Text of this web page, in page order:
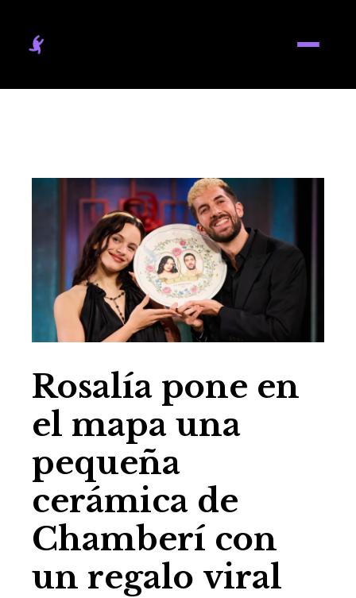
Rosalía pone en
el mapa una
pequeña
cerámica de
Chamberí con
un regalo viral